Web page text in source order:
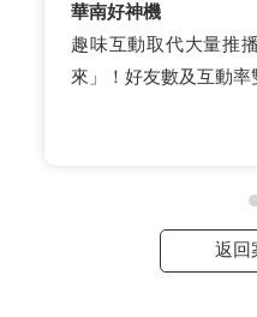
華南好神機
趣味互動取代大量推
來」！好友數及互動率
返回